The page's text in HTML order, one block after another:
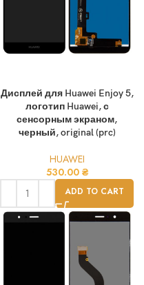
Дисплей для Huawei Enjoy 5,
логотип Huawei, с
сенсорным экраном,
черный, original (prc)
HUAWEI
530.00 ₴
ADD TO CART